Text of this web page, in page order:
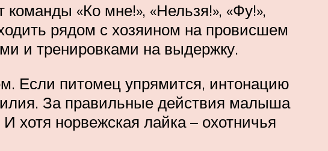
«Ко мне!», «Нельзя!», «Фу!»,
рядом с хозяином на провисшем
и тренировками на выдержку.
Если питомец упрямится, интонацию
За правильные действия малыша
хотя норвежская лайка – охотничья